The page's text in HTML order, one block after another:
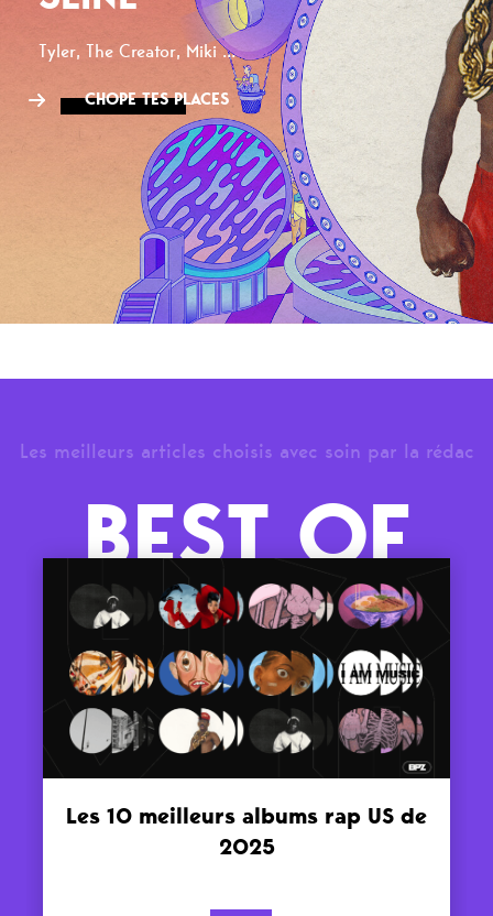
Tyler, The Creator, Miki ...
CHOPE TES PLACES
Les meilleurs articles choisis avec soin par la rédac
BEST OF
Les 10 meilleurs albums rap US de
2025